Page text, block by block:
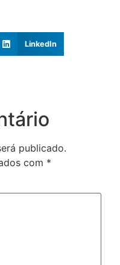
LinkedIn
publicado.
com *